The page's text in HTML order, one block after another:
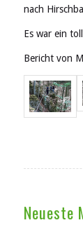
nach
Es war ein
Bericht von
Neueste